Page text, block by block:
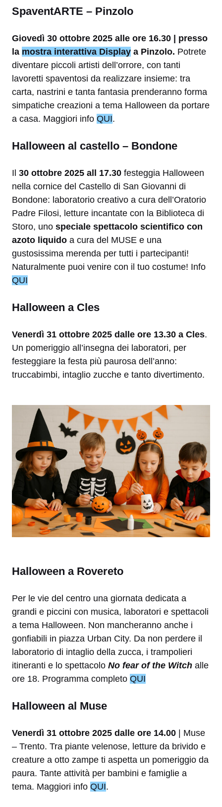
SpaventARTE – Pinzolo
Giovedì 30 ottobre 2025 alle ore 16.30 | presso
la mostra interattiva Display a Pinzolo. Potrete
diventare piccoli artisti dell’orrore, con tanti
lavoretti spaventosi da realizzare insieme: tra
carta, nastrini e tanta fantasia prenderanno forma
simpatiche creazioni a tema Halloween da portare
a casa. Maggiori info QUI.
Halloween al castello – Bondone
Il 30 ottobre 2025 all 17.30 festeggia Halloween
nella cornice del Castello di San Giovanni di
Bondone: laboratorio creativo a cura dell’Oratorio
Padre Filosi, letture incantate con la Biblioteca di
Storo, uno speciale spettacolo scientifico con
azoto liquido a cura del MUSE e una
gustosissima merenda per tutti i partecipanti!
Naturalmente puoi venire con il tuo costume! Info
QUI
Halloween a Cles
Venerdì 31 ottobre 2025 dalle ore 13.30 a Cles.
Un pomeriggio all’insegna dei laboratori, per
festeggiare la festa più paurosa dell’anno:
truccabimbi, intaglio zucche e tanto divertimento.
Halloween a Rovereto
Per le vie del centro una giornata dedicata a
grandi e piccini con musica, laboratori e spettacoli
a tema Halloween. Non mancheranno anche i
gonfiabili in piazza Urban City. Da non perdere il
laboratorio di intaglio della zucca, i trampolieri
itineranti e lo spettacolo No fear of the Witch alle
ore 18. Programma completo QUI
Halloween al Muse
Venerdì 31 ottobre 2025 dalle ore 14.00 | Muse
– Trento. Tra piante velenose, letture da brivido e
creature a otto zampe ti aspetta un pomeriggio da
paura. Tante attività per bambini e famiglie a
tema. Maggiori info QUI.